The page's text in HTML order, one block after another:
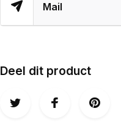
Mail
Deel dit product